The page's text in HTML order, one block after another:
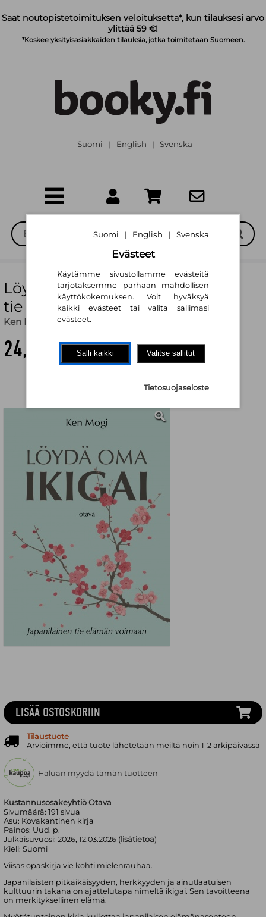
Saat noutopistetoimituksen veloituksetta*, kun tilauksesi arvo
ylittää 59 €!
*Koskee yksityisasiakkaiden tilauksia, jotka toimitetaan Suomeen.
Suomi | English | Svenska
Löydä oma ikigai : Japanilainen
tie elämän voimaan
Ken Mogi Katri Mäkinen (käänt.)
24,10 €
Kustannusosakeyhtiö Otava
Sivumäärä:191 sivua
Asu: Kovakantinen kirja
Painos: Uud. p.
Julkaisuvuosi:2026, 12.03.2026 ( lisätietoa)
Kieli:Suomi
Viisas opaskirja vie kohti mielenrauhaa.
Japanilaisten pitkäikäisyyden, herkkyyden ja ainutlaatuisen
kulttuurin takana on ajattelutapa nimeltä ikigai. Sen tavoitteena
on merkityksellinen elämä.
LISÄÄ OSTOSKORIIN
Tilaustuote
Arvioimme, että tuote lähetetään meiltä noin 1-2 arkipäivässä
Haluan myydä tämän tuotteen
Suomi | English | Svenska
Evästeet
Käytämme sivustollamme evästeitä
tarjotaksemme parhaan mahdollisen
käyttökokemuksen. Voit hyväksyä
kaikki evästeet tai valita sallimasi
evästeet.
Salli kaikki Valitse sallitut
Tietosuojaseloste